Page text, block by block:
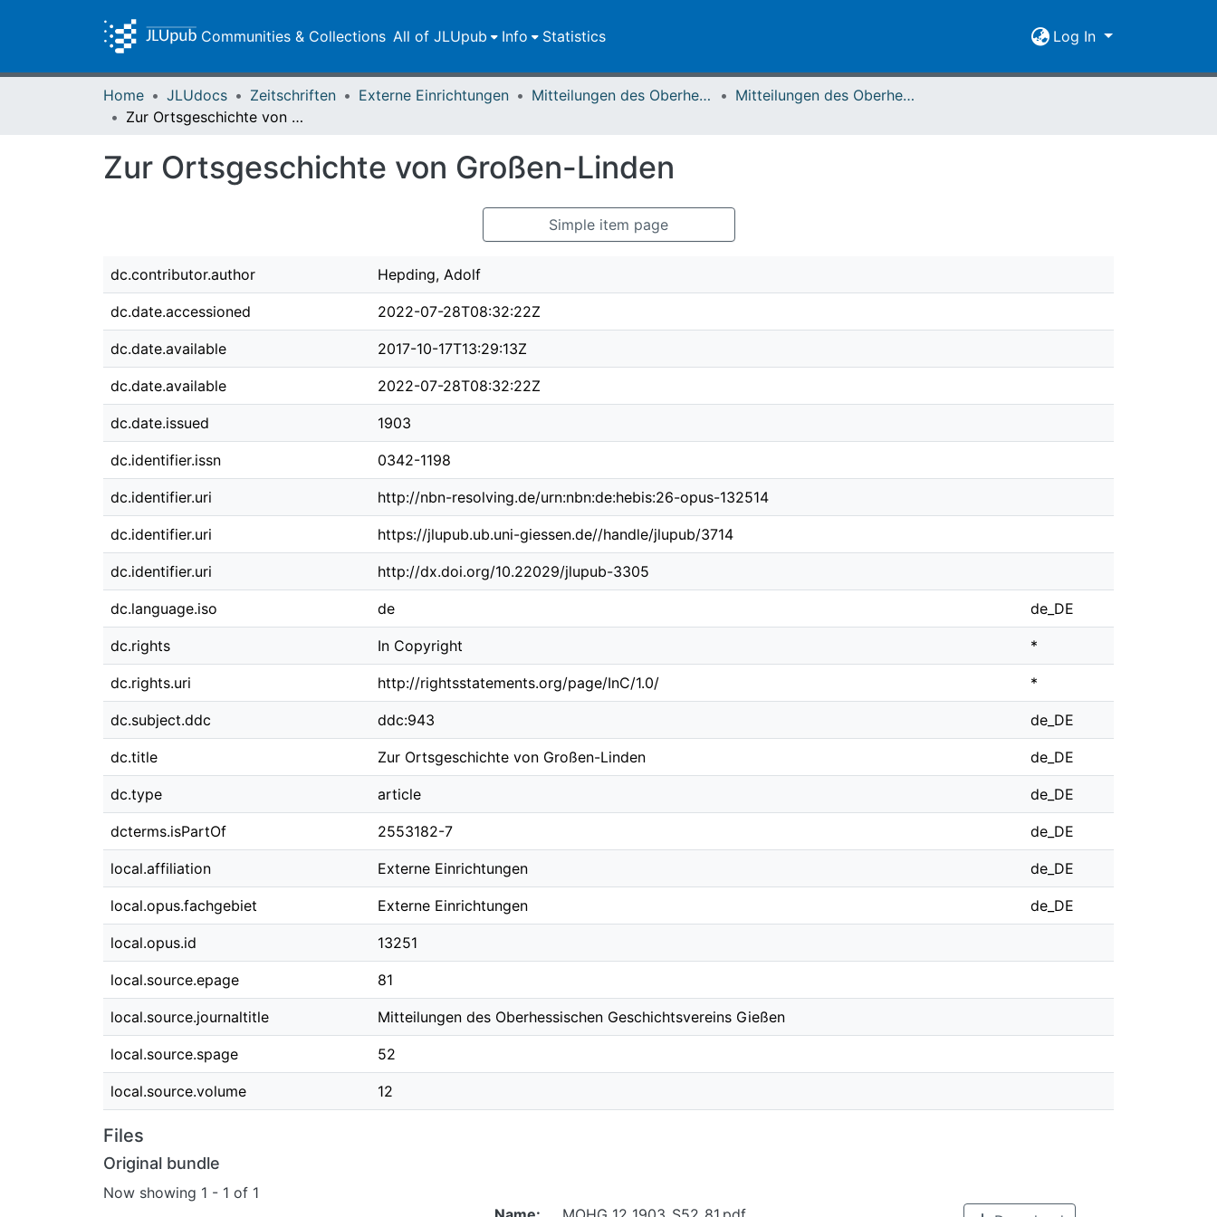
Communities & Collections All of JLUpub Info Statistics Log In
Home JLUdocs Zeitschriften Externe Einrichtungen Mitteilungen des Oberhessischen Geschichtsvereins Gießen
Mitteilungen des Oberhessischen Geschichtsvereins Gießen Vol. 012 (1903)
Zur Ortsgeschichte von Großen-Linden
Zur Ortsgeschichte von Großen-Linden
Simple item page
dc.contributor.author Hepding, Adolf
dc.date.accessioned 2022-07-28T08:32:22Z
dc.date.available 2017-10-17T13:29:13Z
dc.date.available 2022-07-28T08:32:22Z
dc.date.issued 1903
dc.identifier.issn 0342-1198
dc.identifier.uri http://nbn-resolving.de/urn:nbn:de:hebis:26-opus-132514
dc.identifier.uri https://jlupub.ub.uni-giessen.de//handle/jlupub/3714
dc.identifier.uri http://dx.doi.org/10.22029/jlupub-3305
dc.language.iso de de_DE
dc.rights In Copyright *
dc.rights.uri http://rightsstatements.org/page/InC/1.0/ *
dc.subject.ddc ddc:943 de_DE
dc.title Zur Ortsgeschichte von Großen-Linden de_DE
dc.type article de_DE
dcterms.isPartOf 2553182-7 de_DE
local.affiliation Externe Einrichtungen de_DE
local.opus.fachgebiet Externe Einrichtungen de_DE
local.opus.id 13251
local.source.epage 81
local.source.journaltitle Mitteilungen des Oberhessischen Geschichtsvereins Gießen
local.source.spage 52
local.source.volume 12
Files
Original bundle
Now showing 1 - 1 of 1